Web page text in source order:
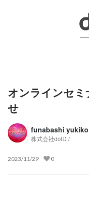
オンラインセミ
せ
funabashi yukiko
株式会社dotD /
2023/11/29 0